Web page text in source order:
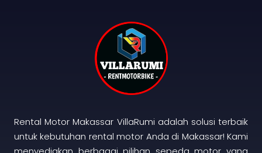
Rental Motor Makassar VillaRumi adalah solusi terbaik
untuk kebutuhan rental motor Anda di Makassar! Kami